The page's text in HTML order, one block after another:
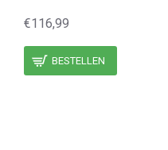
€116,99
BESTELLEN